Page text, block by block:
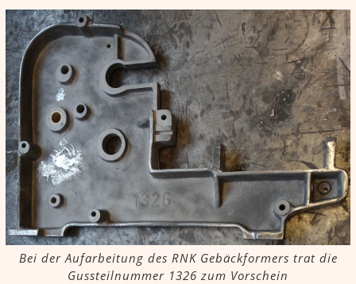
Bei der Aufarbeitung des RNK Gebäckformers trat die
Gussteilnummer 1326 zum Vorschein